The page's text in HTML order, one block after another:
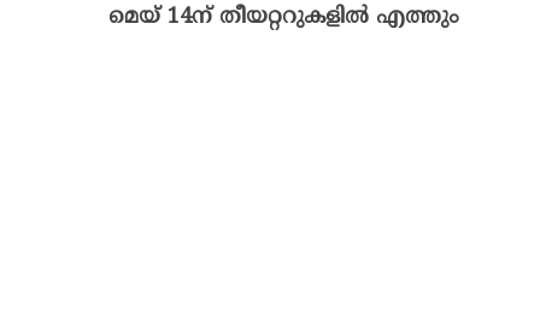
മെയ് 14ന് തീയറ്ററുകളിൽ എത്തും